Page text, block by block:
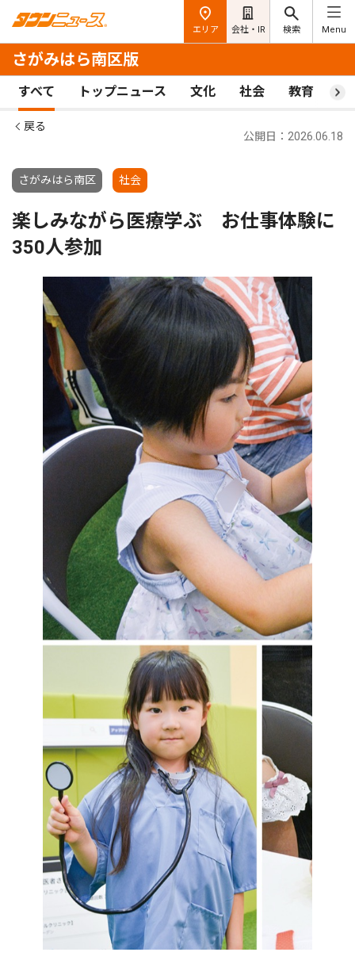
エリア 会社・IR 検索 Menu
さがみはら南区版
すべて トップニュース 文化 社会 教育 ス
戻る
さがみはら南区 社会
公開日：2026.06.18
楽しみながら医療学ぶ お仕事体験に
350人参加